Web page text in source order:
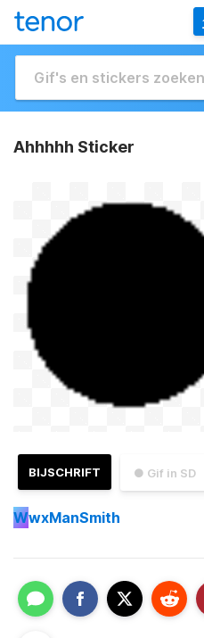
Ahhhhh Sticker
● Gif in SD
BIJSCHRIFT
WwxManSmith